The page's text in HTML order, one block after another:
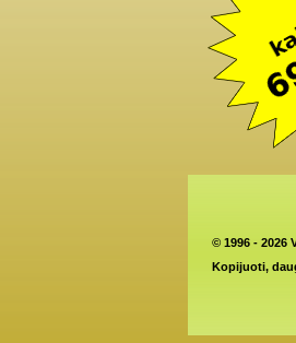
© 1996 - 2026
Kopijuoti,